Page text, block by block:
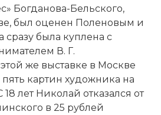
Богданова-Бельского,
был оценен Поленовым и
сразу была куплена с
В. Г.
же выставке в Москве
картин художника на
лет Николай отказался от
в 25 рублей